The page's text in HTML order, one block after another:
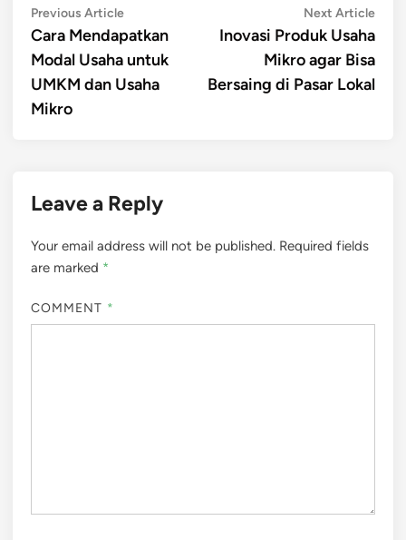
Post
navigation
Previous ArticlePrevious
article:
Cara Mendapatkan
Modal Usaha untuk
UMKM dan Usaha
Mikro
Next ArticleNext
Inovasi Produk Usaha
Mikro agar Bisa
Bersaing di Pasar Lokal
Leave a Reply
Your email address will not be published. Required fields
are marked *
COMMENT *